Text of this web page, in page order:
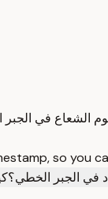
so you
في الجبر الخطي؟